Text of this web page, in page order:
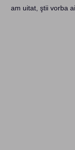
am uitat, ştii vorba